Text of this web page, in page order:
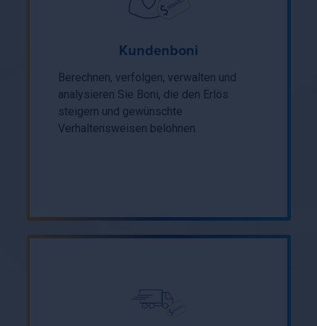
Kundenboni
Berechnen, verfolgen, verwalten und
analysieren Sie Boni, die den Erlös
steigern und gewünschte
Verhaltensweisen belohnen.